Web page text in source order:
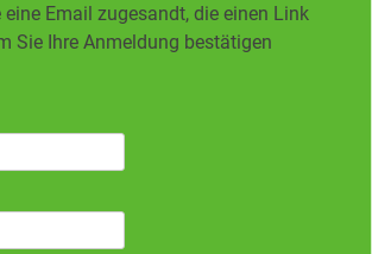
eine Email zugesandt, die einen Link
Sie Ihre Anmeldung bestätigen